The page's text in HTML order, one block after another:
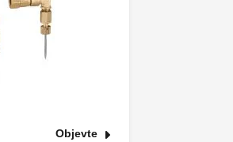
Objevte